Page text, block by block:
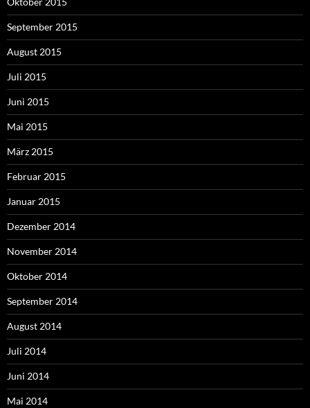
September 2015
August 2015
Juli 2015
Juni 2015
Mai 2015
März 2015
Februar 2015
Januar 2015
Dezember 2014
November 2014
Oktober 2014
September 2014
August 2014
Juli 2014
Juni 2014
Mai 2014